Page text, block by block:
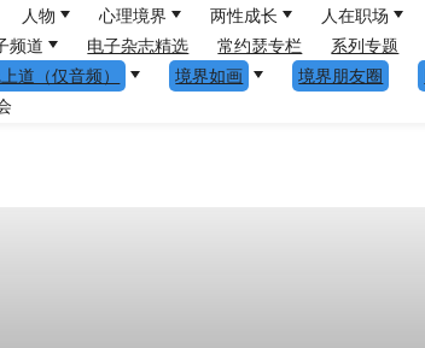
人物 心理境界 两性成长 人在职场
频道 电子杂志精选 常约瑟专栏 系列专题
道（仅音频） 境界如画 境界朋友圈